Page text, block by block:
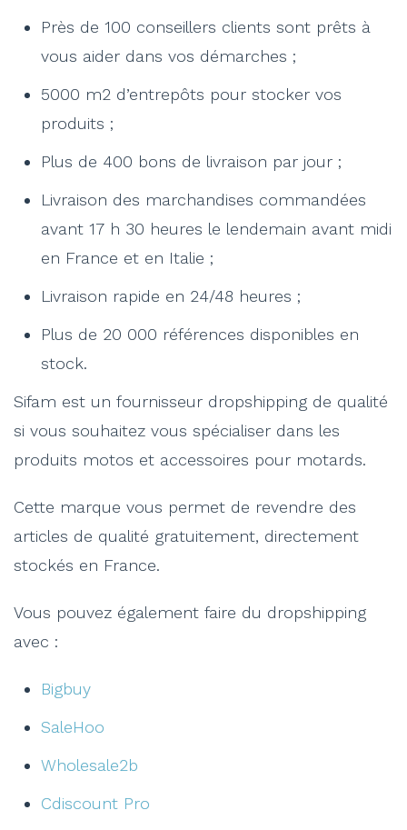
Près de 100 conseillers clients sont prêts à
vous aider dans vos démarches ;
5000 m2 d’entrepôts pour stocker vos
produits ;
Plus de 400 bons de livraison par jour ;
Livraison des marchandises commandées
avant 17 h 30 heures le lendemain avant midi
en France et en Italie ;
Livraison rapide en 24/48 heures ;
Plus de 20 000 références disponibles en
stock.
Sifam est un fournisseur dropshipping de qualité
si vous souhaitez vous spécialiser dans les
produits motos et accessoires pour motards.
Cette marque vous permet de revendre des
articles de qualité gratuitement, directement
stockés en France.
Vous pouvez également faire du dropshipping
avec :
Bigbuy
SaleHoo
Wholesale2b
Cdiscount Pro